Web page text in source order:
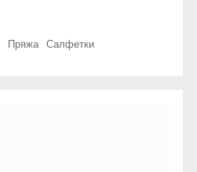
Пряжа Салфетки